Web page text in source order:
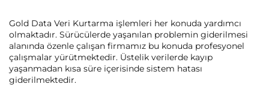
Gold Data Veri Kurtarma işlemleri her konuda yardımcı
olmaktadır. Sürücülerde yaşanılan problemin giderilmesi
alanında özenle çalışan firmamız bu konuda profesyonel
çalışmalar yürütmektedir. Üstelik verilerde kayıp
yaşanmadan kısa süre içerisinde sistem hatası
giderilmektedir.